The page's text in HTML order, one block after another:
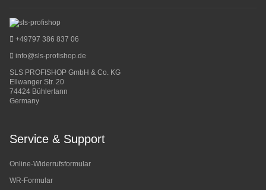
+49797 386 837 06
info@sls-profishop.de
SLS PROFISHOP GmbH & Co. KG
Ellwanger Str. 20
74424 Bühlertann
Germany
Service & Support
Online-Widerrufsformular
WR-Formular